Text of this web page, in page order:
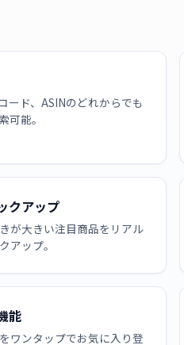
ード、ASINのどれからでも
可能。
クアップ
が大きい注目商品をリアル
アップ。
能
ワンタップでお気に入り登